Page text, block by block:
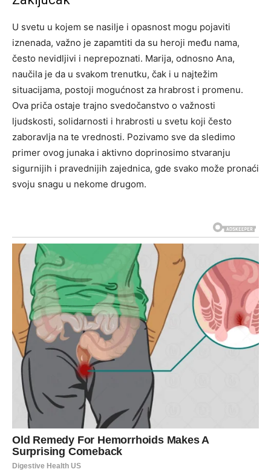
U svetu u kojem se nasilje i opasnost mogu pojaviti
iznenada, važno je zapamtiti da su heroji među nama,
često nevidljivi i neprepoznati. Marija, odnosno Ana,
naučila je da u svakom trenutku, čak i u najtežim
situacijama, postoji mogućnost za hrabrost i promenu.
Ova priča ostaje trajno svedočanstvo o važnosti
ljudskosti, solidarnosti i hrabrosti u svetu koji često
zaboravlja na te vrednosti. Pozivamo sve da sledimo
primer ovog junaka i aktivno doprinosimo stvaranju
sigurnijih i pravednijih zajednica, gde svako može pronaći
svoju snagu u nekome drugom.